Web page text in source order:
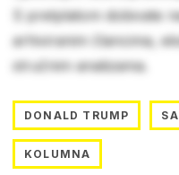
S pretplatom dobivate
arhiviranim člancima,
stručnim analizama.
DONALD TRUMP
KOLUMNA